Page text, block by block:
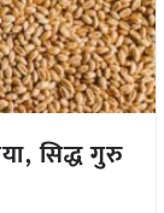
सिद्ध गुरु